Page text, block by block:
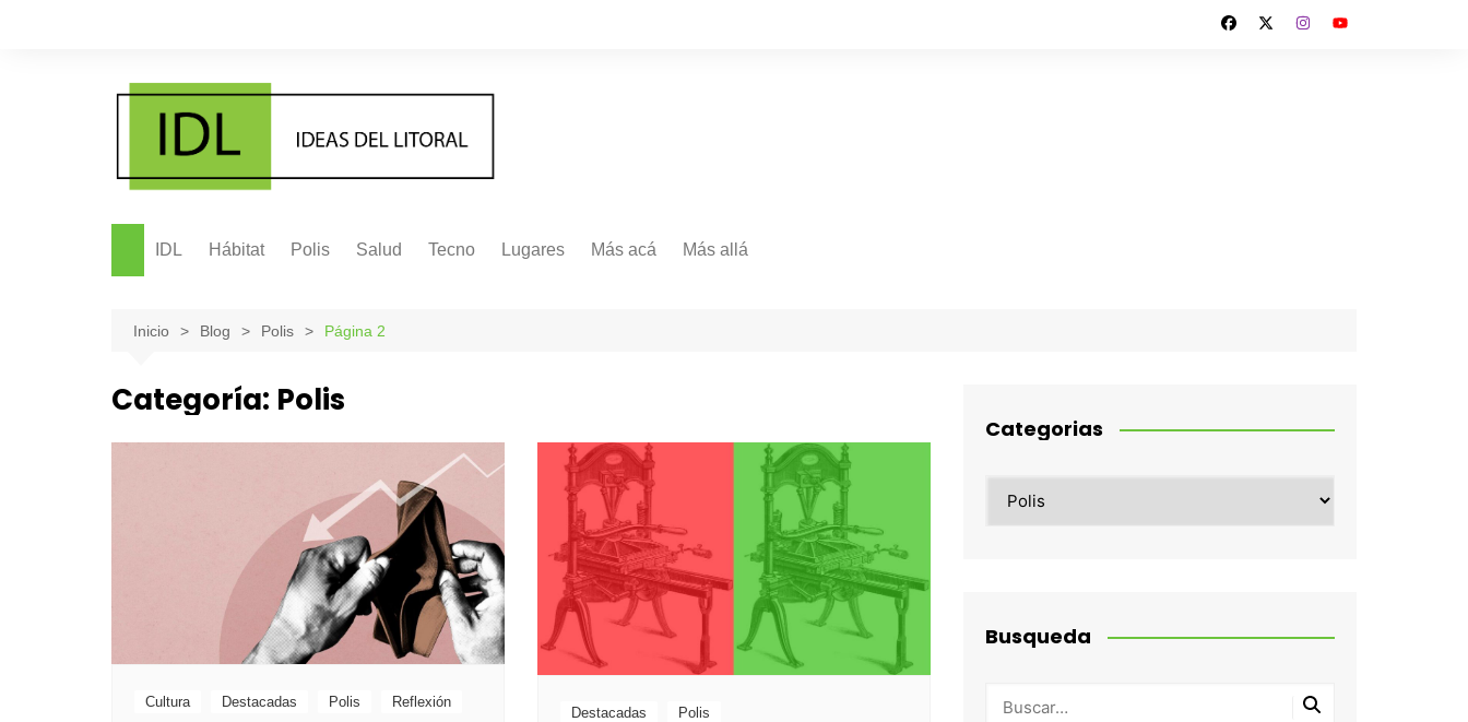
IDL Hábitat Polis Salud Tecno Lugares Más acá Más allá
Inicio Blog Polis Página 2
Categoría: Polis
Cultura Destacadas Polis Reflexión
Destacadas Polis
Categorias
Busqueda